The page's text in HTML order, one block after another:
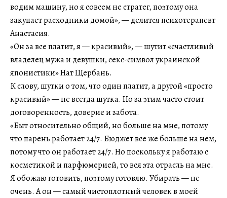
водим машину, но я совсем не стратег, поэтому она
закупает расходники домой», — делится психотерапевт
Анастасия.
«Он за все платит, я — красивый», — шутит «счастливый
владелец мужа и девушки, секс-символ украинской
японистики» Нат Щербань.
К слову, шутки о том, что один платит, а другой «просто
красивый» — не всегда шутка. Но за этим часто стоит
договоренность, доверие и забота.
«Быт относительно общий, но больше на мне, потому
что парень работает 24/7. Бюджет все же больше на нем,
потому что он работает 24/7. Но поскольку я работаю с
косметикой и парфюмерией, то вся эта отрасль на мне.
Я обожаю готовить, поэтому готовлю. Убирать — не
очень. А он — самый чистоплотный человек в моей